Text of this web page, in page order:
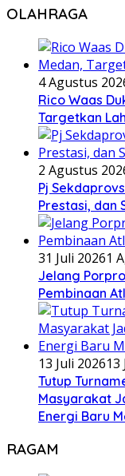
OLAHRAGA
4 Agustus
Rico Waas
Targetkan
2 Agustus
Pj
Prestasi, dan
31 Juli 20261
Jelang
Pembinaan
13 Juli 202613
Tutup
Masyarakat
Energi Baru
RAGAM